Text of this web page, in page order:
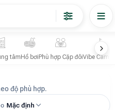
tâm Hồ bơi Phù hợp Cặp đôiVibe
độ phù hợp.
Mặc định